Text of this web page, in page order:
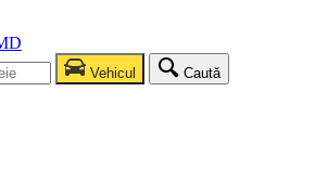
Vehicul Caută